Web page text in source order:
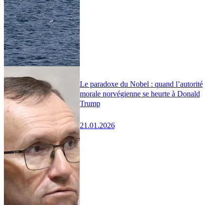
Le paradoxe du Nobel : quand l’autorité
morale norvégienne se heurte à Donald
Trump
21.01.2026